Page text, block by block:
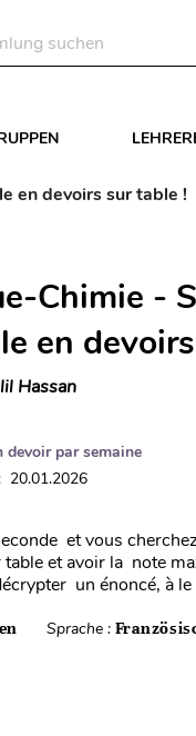
en devoirs sur table !
Chimie -
en
Hassan
devoir par semaine
20.01.2026
et vous
et avoir la note
un énoncé, à
Sprache :